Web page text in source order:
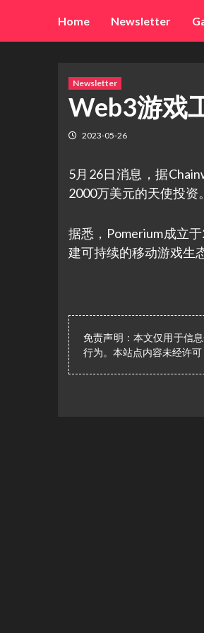
content
Home Newsletter
Newsletter
Web3游戏
2023-05-26
5月26日消息，据
2000万美元的天使投资
据悉，Pomerium成立
建可持续的移动游戏生
免责声明：本文仅用于信
行为。本站点内容未经许